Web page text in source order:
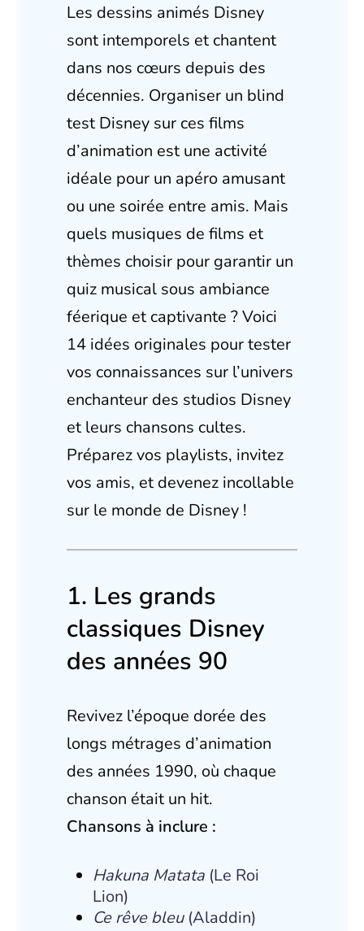
Les dessins animés Disney
sont intemporels et chantent
dans nos cœurs depuis des
décennies. Organiser un blind
test Disney sur ces films
d’animation est une activité
idéale pour un apéro amusant
ou une soirée entre amis. Mais
quels musiques de films et
thèmes choisir pour garantir un
quiz musical sous ambiance
féerique et captivante ? Voici
14 idées originales pour tester
vos connaissances sur l’univers
enchanteur des studios Disney
et leurs chansons cultes.
Préparez vos playlists, invitez
vos amis, et devenez incollable
sur le monde de Disney !
1. Les grands
classiques Disney
des années 90
Revivez l’époque dorée des
longs métrages d’animation
des années 1990, où chaque
chanson était un hit.
Chansons à inclure :
Hakuna Matata (Le Roi
Lion)
Ce rêve bleu(Aladdin)